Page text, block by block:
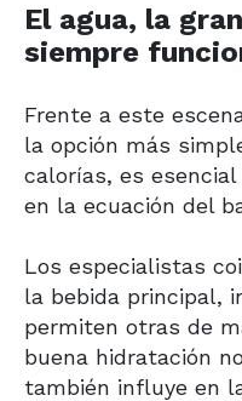
El agua, la
siempre
Frente a este
la opción más
calorías, es
en la ecuación del
Los especialistas
la bebida principal,
permiten otras de
buena hidratación
también influye en